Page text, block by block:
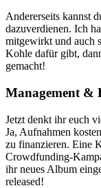
Andererseits kannst
dazuverdienen. Ich
mitgewirkt und auch
Kohle dafür gibt,
gemacht!
Management &
Jetzt denkt ihr euch
Ja, Aufnahmen
zu finanzieren. Eine
Crowdfunding-
ihr neues Album
released!